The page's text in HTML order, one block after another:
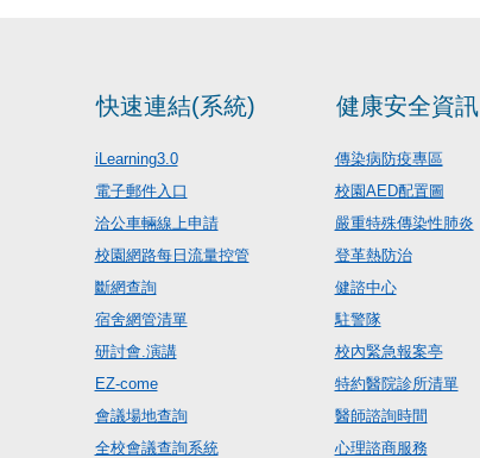
快速連結(系統)
iLearning3.0
電子郵件入口
洽公車輛線上申請
校園網路每日流量控管
斷網查詢
宿舍網管清單
研討會.演講
EZ-come
會議場地查詢
全校會議查詢系統
健康安全資訊
傳染病防疫專區
校園AED配置圖
嚴重特殊傳染性肺炎
登革熱防治
健諮中心
駐警隊
校內緊急報案亭
特約醫院診所清單
醫師諮詢時間
心理諮商服務